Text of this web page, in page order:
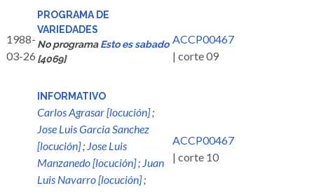
1988-
03-26
PROGRAMA DE
VARIEDADES
No programaEsto es sabado
[4069]
ACCP00467
| corte 09
INFORMATIVO
Carlos Agrasar [locución];
Jose Luis Garcia Sanchez
[locución]; Jose Luis
Manzanedo [locución]; Juan
Luis Navarro [locución];
ACCP00467
| corte 10